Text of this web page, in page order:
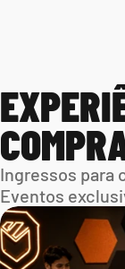
Ingressos para
Eventos